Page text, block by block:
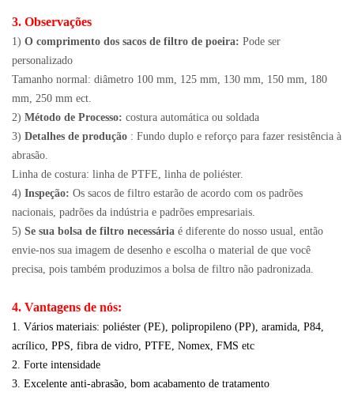
3. Observações
1) O comprimento dos sacos de filtro de poeira: Pode ser
personalizado
Tamanho normal: diâmetro 100 mm, 125 mm, 130 mm, 150 mm, 180
mm, 250 mm ect.
2) Método de Processo: costura automática ou soldada
3) Detalhes de produção : Fundo duplo e reforço para fazer resistência à
abrasão.
Linha de costura: linha de PTFE, linha de poliéster.
4) Inspeção: Os sacos de filtro estarão de acordo com os padrões
nacionais, padrões da indústria e padrões empresariais.
5) Se sua bolsa de filtro necessária é diferente do nosso usual, então
envie-nos sua imagem de desenho e escolha o material de que você
precisa, pois também produzimos a bolsa de filtro não padronizada.
4. Vantagens de nós:
1. Vários materiais: poliéster (PE), polipropileno (PP), aramida, P84,
acrílico, PPS, fibra de vidro, PTFE, Nomex, FMS etc
2. Forte intensidade
3. Excelente anti-abrasão, bom acabamento de tratamento